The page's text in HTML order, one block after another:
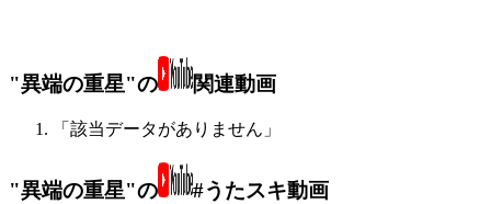
"異端の重星"の 関連動画
「該当データがありません」
"異端の重星"の #うたスキ動画